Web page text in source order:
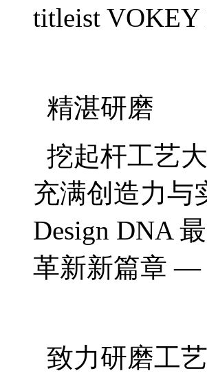
titleist
精湛研磨
挖起杆工艺
充满创造力与
Design DNA
革新新篇章 —
致力研磨工艺